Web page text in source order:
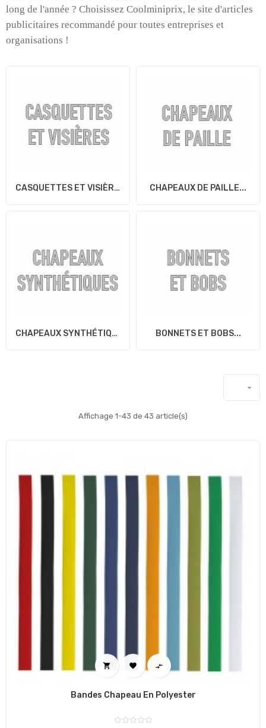
long de l'année ? Choisissez Coolminiprix, le site d'articles
publicitaires recommandé pour toutes entreprises et
organisations !
CASQUETTES ET VISIÈRES... CHAPEAUX DE PAILLE...
CHAPEAUX SYNTHÉTIQUES... BONNETS ET BOBS...

Affichage 1-43 de 43 article(s)
  
Bandes Chapeau En Polyester